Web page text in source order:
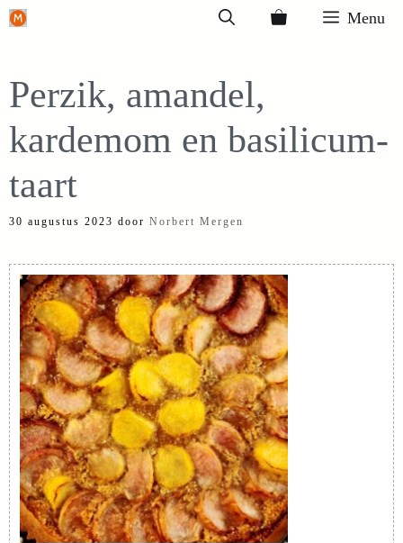
Ga
inhoud
Menu
Perzik, amandel,
kardemom en basilicum-
taart
30 augustus 2023 door Norbert Mergen